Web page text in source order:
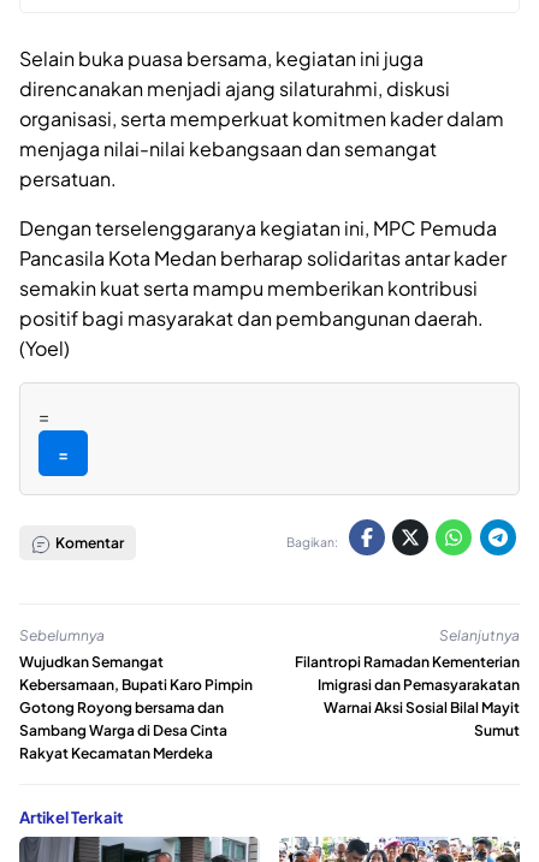
Selain buka puasa bersama, kegiatan ini juga
direncanakan menjadi ajang silaturahmi, diskusi
organisasi, serta memperkuat komitmen kader dalam
menjaga nilai-nilai kebangsaan dan semangat
persatuan.
Dengan terselenggaranya kegiatan ini, MPC Pemuda
Pancasila Kota Medan berharap solidaritas antar kader
semakin kuat serta mampu memberikan kontribusi
positif bagi masyarakat dan pembangunan daerah.
(Yoel)
=
=
Komentar Bagikan:
Sebelumnya
Wujudkan Semangat
Kebersamaan, Bupati Karo Pimpin
Gotong Royong bersama dan
Sambang Warga di Desa Cinta
Rakyat Kecamatan Merdeka
Selanjutnya
Filantropi Ramadan Kementerian
Imigrasi dan Pemasyarakatan
Warnai Aksi Sosial Bilal Mayit
Sumut
Artikel Terkait